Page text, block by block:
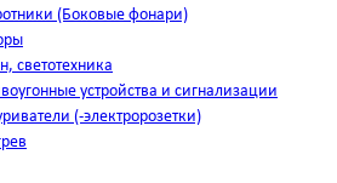
(Боковые фонари)
светотехника
устройства и сигнализации
(-электророзетки)